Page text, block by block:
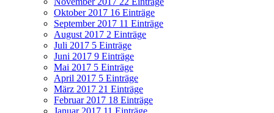
Oktober 2017 16 Einträge
September 2017 11 Einträge
August 2017 2 Einträge
Juli 2017 5 Einträge
Juni 2017 9 Einträge
Mai 2017 5 Einträge
April 2017 5 Einträge
März 2017 21 Einträge
Februar 2017 18 Einträge